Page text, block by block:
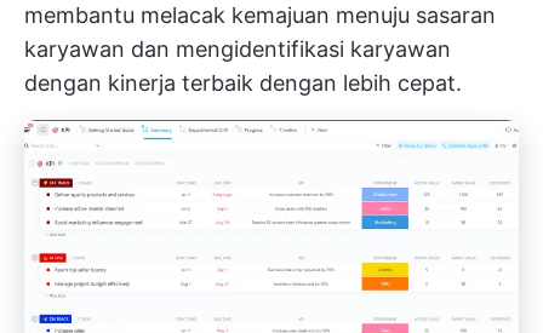
membantu melacak kemajuan menuju sasaran
karyawan dan mengidentifikasi karyawan
dengan kinerja terbaik dengan lebih cepat.